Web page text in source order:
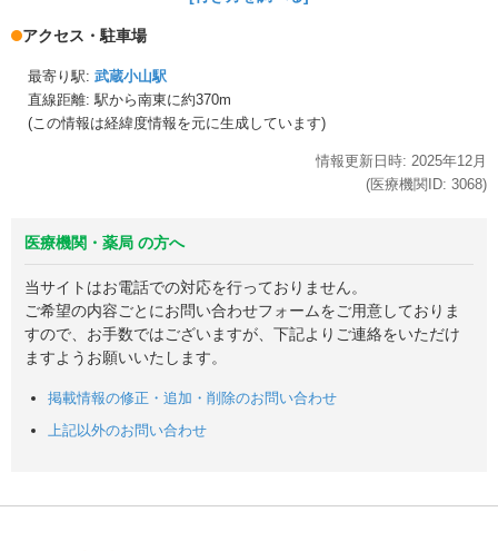
アクセス・駐車場
最寄り駅: 武蔵小山駅
直線距離: 駅から南東に約370m
(この情報は経緯度情報を元に生成しています)
情報更新日時: 2025年12月
(医療機関ID: 3068)
医療機関・薬局 の方へ
当サイトはお電話での対応を行っておりません。
ご希望の内容ごとにお問い合わせフォームをご用意しておりま
すので、お手数ではございますが、下記よりご連絡をいただけ
ますようお願いいたします。
掲載情報の修正・追加・削除のお問い合わせ
上記以外のお問い合わせ